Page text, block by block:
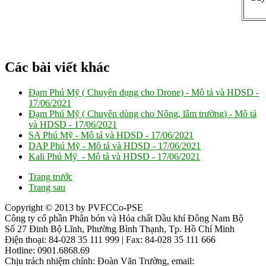
Các bài viết khác
Đạm Phú Mỹ ( Chuyên dụng cho Drone) - Mô tả và HDSD -
17/06/2021
Đạm Phú Mỹ ( Chuyên dùng cho Nông, lâm trường) - Mô tả
và HDSD - 17/06/2021
SA Phú Mỹ - Mô tả và HDSD - 17/06/2021
DAP Phú Mỹ - Mô tả và HDSD - 17/06/2021
Kali Phú Mỹ - Mô tả và HDSD - 17/06/2021
Trang trước
Trang sau
Copyright © 2013 by PVFCCo-PSE
Công ty cổ phần Phân bón và Hóa chất Dầu khí Đông Nam Bộ
Số 27 Đinh Bộ Lĩnh, Phường Bình Thạnh, Tp. Hồ Chí Minh
Điện thoại: 84-028 35 111 999 | Fax: 84-028 35 111 666
Hotline: 0901.6868.69
Chịu trách nhiệm chính: Đoàn Văn Trường, email: